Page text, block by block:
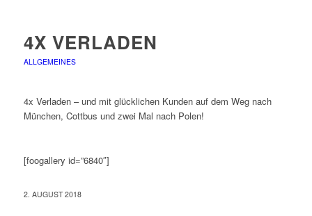
4X VERLADEN
ALLGEMEINES
4x Verladen – und mit glücklichen Kunden auf dem Weg nach
München, Cottbus und zwei Mal nach Polen!
[foogallery id=”6840″]
2. AUGUST 2018